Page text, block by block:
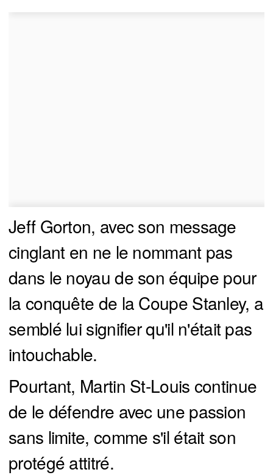
Jeff Gorton, avec son message
cinglant en ne le nommant pas
dans le noyau de son équipe pour
la conquête de la Coupe Stanley, a
semblé lui signifier qu'il n'était pas
intouchable.
Pourtant, Martin St-Louis continue
de le défendre avec une passion
sans limite, comme s'il était son
protégé attitré.